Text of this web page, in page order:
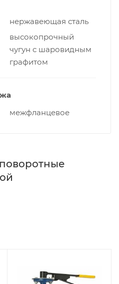
нержавеющая сталь
высокопрочный
чугун с шаровидным
графитом
межфланцевое